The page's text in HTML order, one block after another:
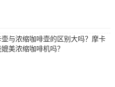
壶与浓缩咖啡壶的区别大吗？摩卡
美浓缩咖啡机吗？